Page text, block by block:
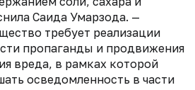
Саида Умарзода. —
требует реализации
пропаганды и продвижения
вреда, в рамках которой
осведомленность в части